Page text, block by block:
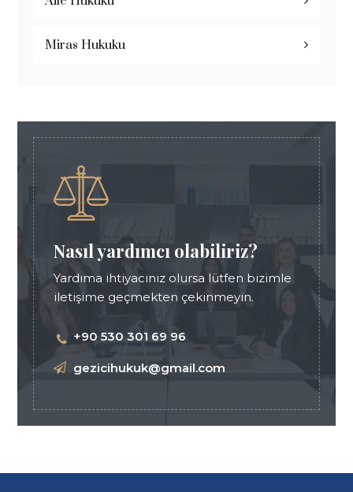
Miras Hukuku
Nasıl yardımcı olabiliriz?
Yardıma ihtiyacınız olursa lütfen bizimle
iletişime geçmekten çekinmeyin.
+90 530 301 69 96
gezicihukuk@gmail.com